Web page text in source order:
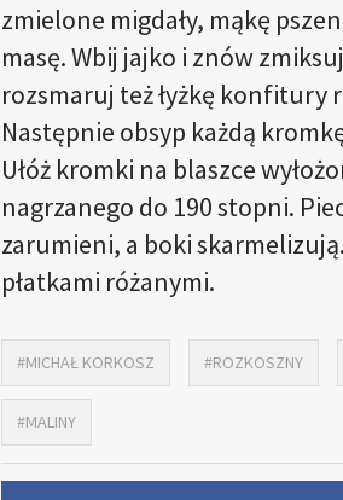
zmielone migdały, mąkę
masę. Wbij jajko i znów
rozsmaruj też łyżkę konfitury
Następnie obsyp każdą
Ułóż kromki na blaszce
nagrzanego do 190 stopni.
zarumieni, a boki
płatkami różanymi.
#MICHAŁ KORKOSZ #ROZKOSZNY
#MALINY